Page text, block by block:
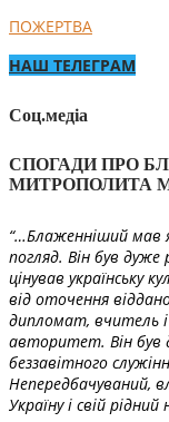
ПОЖЕРТВА
НАШ ТЕЛЕГРАМ
Соц.медіа
СПОГАДИ ПРО
МИТРОПОЛИТА
“…Блаженніший мав
погляд. Він був
цінував українську
від оточення
дипломат, вчитель і
авторитет. Він був
беззавітного
Непередбачуваний,
Україну і свій рідний